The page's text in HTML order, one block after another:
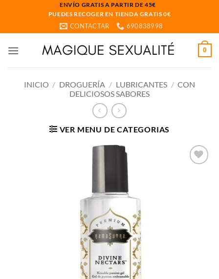
ENVÍO GRATIS A PARTIR DE 45€
PUEDES RECOGER EN TIENDA GRATIS 0€
CONTACTAR 690838998
0
INICIO / DROGUERÍA / LUBRICANTES / CON
DELICIOSOS SABORES
VER MENU DE CATEGORIAS